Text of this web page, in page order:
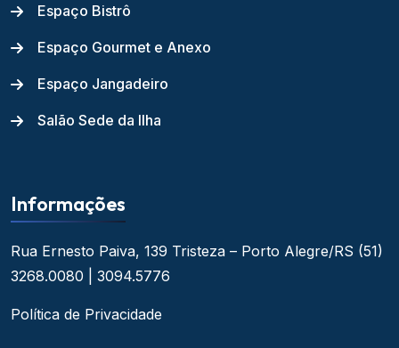
Espaço Bistrô
Espaço Gourmet e Anexo
Espaço Jangadeiro
Salão Sede da Ilha
Informações
Rua Ernesto Paiva, 139 Tristeza – Porto Alegre/RS (51)
3268.0080 | 3094.5776
Política de Privacidade